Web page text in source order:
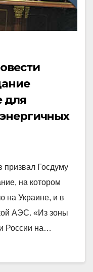
для
Госдуму
на котором
на Украине, и в
АЭС. «Из зоны
России на…